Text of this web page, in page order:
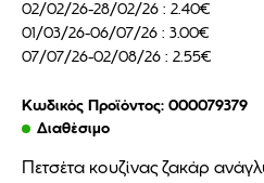
02/02/26-28/02/26 : 2.40€
01/03/26-06/07/26 : 3.00€
07/07/26-02/08/26 : 2.55€
Κωδικός Προϊόντος: 000079379
Διαθέσιμο
Πετσέτα κουζίνας ζακάρ